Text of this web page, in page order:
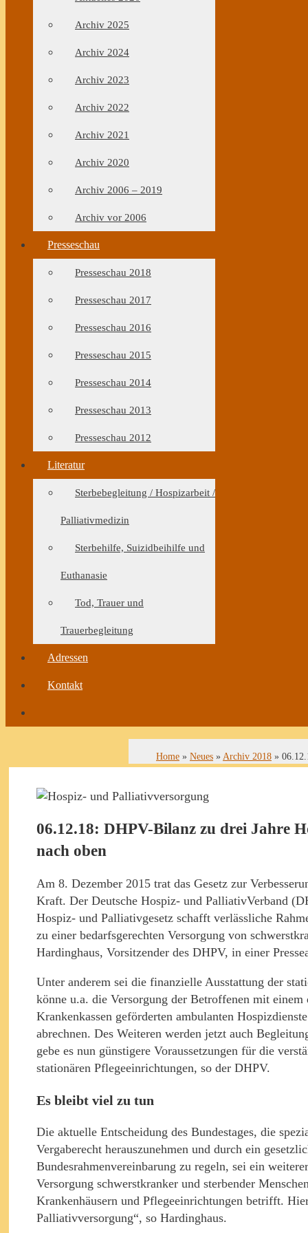
Archiv 2025
Archiv 2024
Archiv 2023
Archiv 2022
Archiv 2021
Archiv 2020
Archiv 2006 – 2019
Archiv vor 2006
Presseschau
Presseschau 2018
Presseschau 2017
Presseschau 2016
Presseschau 2015
Presseschau 2014
Presseschau 2013
Presseschau 2012
Literatur
Sterbebegleitung / Hospizarbeit /
Palliativmedizin
Sterbehilfe, Suizidbeihilfe und
Euthanasie
Tod, Trauer und
Trauerbegleitung
Adressen
Kontakt
Home » Neues » Archiv 2018 »
06.12.18: DHPV-Bilanz zu drei Jahre
nach oben
Am 8. Dezember 2015 trat das Gesetz zur
Kraft. Der Deutsche Hospiz- und PalliativVerband
Hospiz- und Palliativgesetz schafft verlässliche
zu einer bedarfsgerechten Versorgung von
Hardinghaus, Vorsitzender des DHPV, in einer
Unter anderem sei die finanzielle Ausstattung der
könne u.a. die Versorgung der Betroffenen mit
Krankenkassen geförderten ambulanten
abrechnen. Des Weiteren werden jetzt auch
gebe es nun günstigere Voraussetzungen für die
stationären Pflegeeinrichtungen, so der DHPV.
Es bleibt viel zu tun
Die aktuelle Entscheidung des Bundestages, die
Vergaberecht herauszunehmen und durch ein
Bundesrahmenvereinbarung zu regeln, sei ein
Versorgung schwerstkranker und sterbender
Krankenhäusern und Pflegeeinrichtungen betrifft.
Palliativversorgung“, so Hardinghaus.